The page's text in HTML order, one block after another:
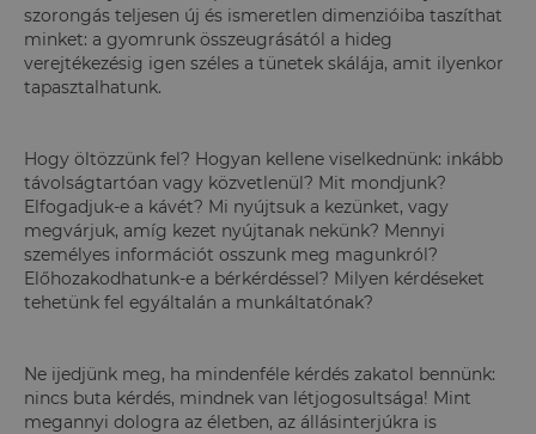
szorongás teljesen új és ismeretlen dimenzióiba taszíthat
minket: a gyomrunk összeugrásától a hideg
verejtékezésig igen széles a tünetek skálája, amit ilyenkor
tapasztalhatunk.
Hogy öltözzünk fel? Hogyan kellene viselkednünk: inkább
távolságtartóan vagy közvetlenül? Mit mondjunk?
Elfogadjuk-e a kávét? Mi nyújtsuk a kezünket, vagy
megvárjuk, amíg kezet nyújtanak nekünk? Mennyi
személyes információt osszunk meg magunkról?
Előhozakodhatunk-e a bérkérdéssel? Milyen kérdéseket
tehetünk fel egyáltalán a munkáltatónak?
Ne ijedjünk meg, ha mindenféle kérdés zakatol bennünk:
nincs buta kérdés, mindnek van létjogosultsága! Mint
megannyi dologra az életben, az állásinterjúkra is